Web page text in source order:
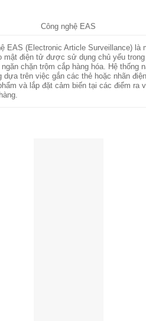
Công nghệ EAS
EAS (Electronic Article Surveillance) là
mật điện tử được sử dụng chủ yếu trong
ngăn chặn trộm cắp hàng hóa. Hệ thống
dựa trên việc gắn các thẻ hoặc nhãn
và lắp đặt cảm biến tại các điểm ra